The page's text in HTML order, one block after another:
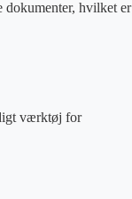
dokumenter, hvilket er
værktøj for